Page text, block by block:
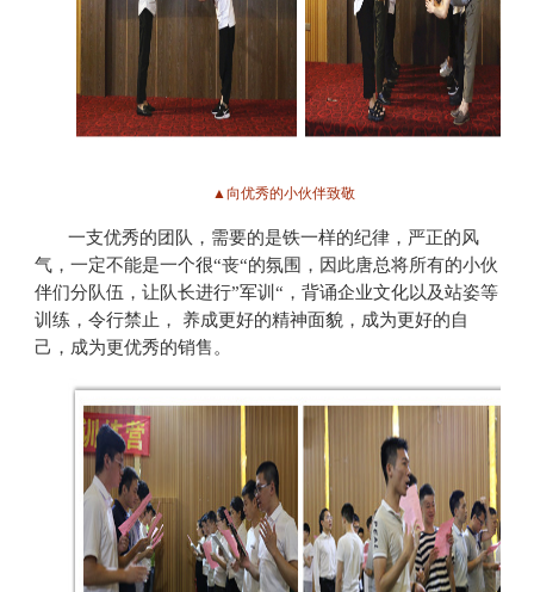
▲向优秀的小伙伴致敬
一支优秀的团队，需要的是铁一样的纪律，严正的风
气，一定不能是一个很“丧“的氛围，因此唐总将所有的小伙
伴们分队伍，让队长进行”军训“，背诵企业文化以及站姿等
训练，令行禁止， 养成更好的精神面貌，成为更好的自
己，成为更优秀的销售。